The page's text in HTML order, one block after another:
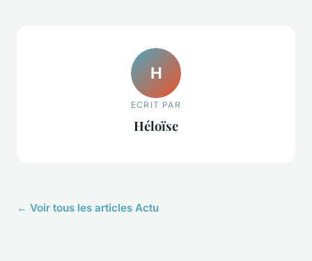
H
ECRIT PAR
Héloïse
← Voir tous les articles Actu